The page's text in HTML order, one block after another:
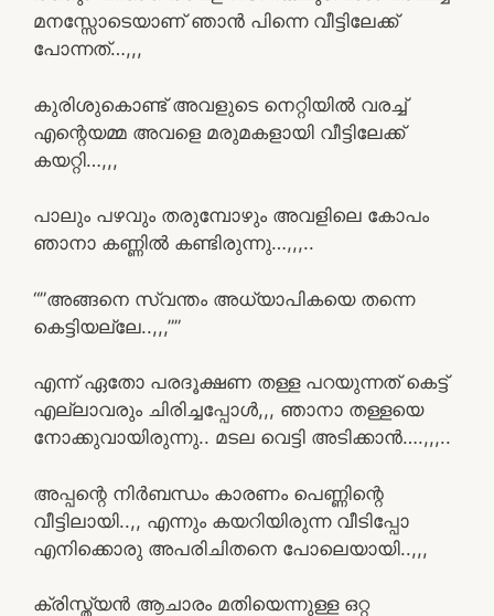
മനസ്സോടെയാണ് ഞാൻ പിന്നെ വീട്ടിലേക്ക്
പോന്നത്…,,,
കുരിശുകൊണ്ട് അവളുടെ നെറ്റിയിൽ വരച്ച്
എന്റെയമ്മ അവളെ മരുമകളായി വീട്ടിലേക്ക്
കയറ്റി…,,,
പാലും പഴവും തരുമ്പോഴും അവളിലെ കോപം
ഞാനാ കണ്ണിൽ കണ്ടിരുന്നു…,,,..
“”അങ്ങനെ സ്വന്തം അധ്യാപികയെ തന്നെ
കെട്ടിയല്ലേ..,,,””
എന്ന് ഏതോ പരദൂക്ഷണ തള്ള പറയുന്നത് കെട്ട്
എല്ലാവരും ചിരിച്ചപ്പോൾ,,, ഞാനാ തള്ളയെ
നോക്കുവായിരുന്നു.. മടല വെട്ടി അടിക്കാൻ….,,,..
അപ്പന്റെ നിർബന്ധം കാരണം പെണ്ണിന്റെ
വീട്ടിലായി..,, എന്നും കയറിയിരുന്ന വീടിപ്പോ
എനിക്കൊരു അപരിചിതനെ പോലെയായി..,,,
ക്രിസ്ത്യൻ ആചാരം മതിയെന്നുള്ള ഒറ്റ